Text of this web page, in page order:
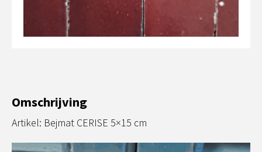
Omschrijving
Artikel: Bejmat CERISE 5×15 cm